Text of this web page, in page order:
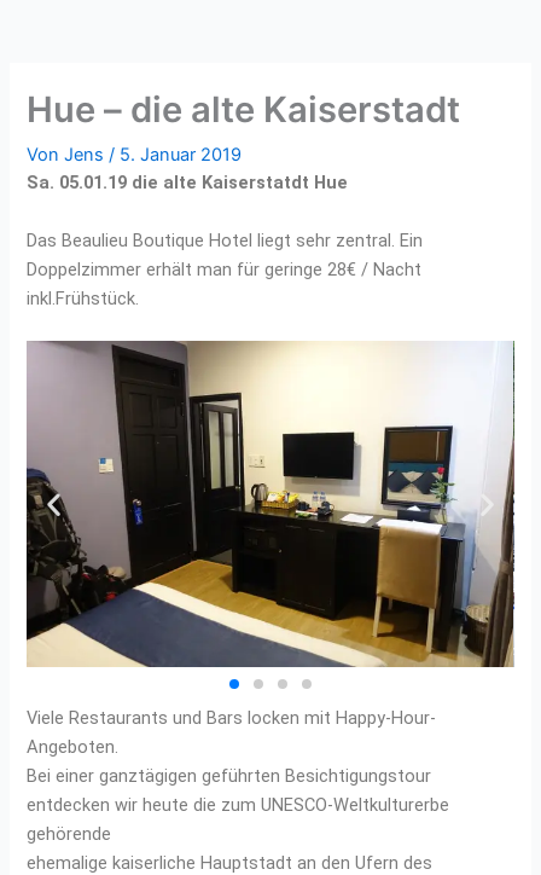
Hue – die alte Kaiserstadt
VonJens/ 5. Januar 2019
Sa. 05.01.19 die alte Kaiserstatdt Hue
Das Beaulieu Boutique Hotel liegt sehr zentral. Ein
Doppelzimmer erhält man für geringe 28€ / Nacht
inkl.Frühstück.
Viele Restaurants und Bars locken mit Happy-Hour-
Angeboten.
Bei einer ganztägigen geführten Besichtigungstour
entdecken wir heute die zum UNESCO-Weltkulturerbe
gehörende
ehemalige kaiserliche Hauptstadt an den Ufern des